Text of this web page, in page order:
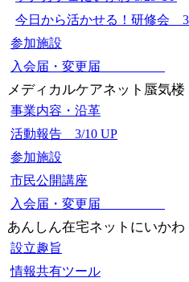
今日から活かせる！研修会
参加施設
入会届・変更届
メディカルケアネット蜃気楼
事業内容・沿革
活動報告 3/10 UP
参加施設
市民公開講座
入会届・変更届
あんしん在宅ネットにいかわ
設立趣旨
情報共有ツール